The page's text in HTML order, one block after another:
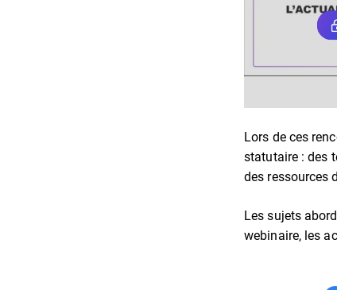
Lors de ces
statutaire : des
des ressources
Les sujets
webinaire, les